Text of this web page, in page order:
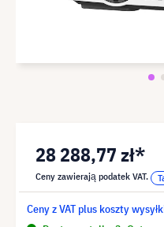
28 288,77 zł*
Ceny zawierają podatek VAT.
Ceny z VAT plus koszty